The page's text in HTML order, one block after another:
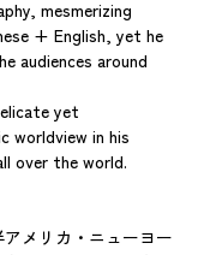
mesmerizing
+ English, yet he
audiences around
yet
worldview in his
over the world.
メリカ・ニューヨー